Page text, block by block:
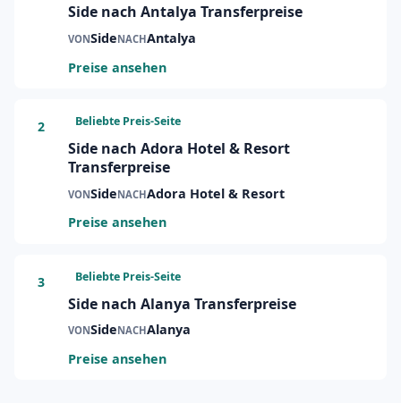
Side nach Antalya Transferpreise
VONSideNACHAntalya
Preise ansehen
2 Beliebte Preis-Seite
Side nach Adora Hotel & Resort
Transferpreise
VONSideNACHAdora Hotel & Resort
Preise ansehen
3 Beliebte Preis-Seite
Side nach Alanya Transferpreise
VONSideNACHAlanya
Preise ansehen